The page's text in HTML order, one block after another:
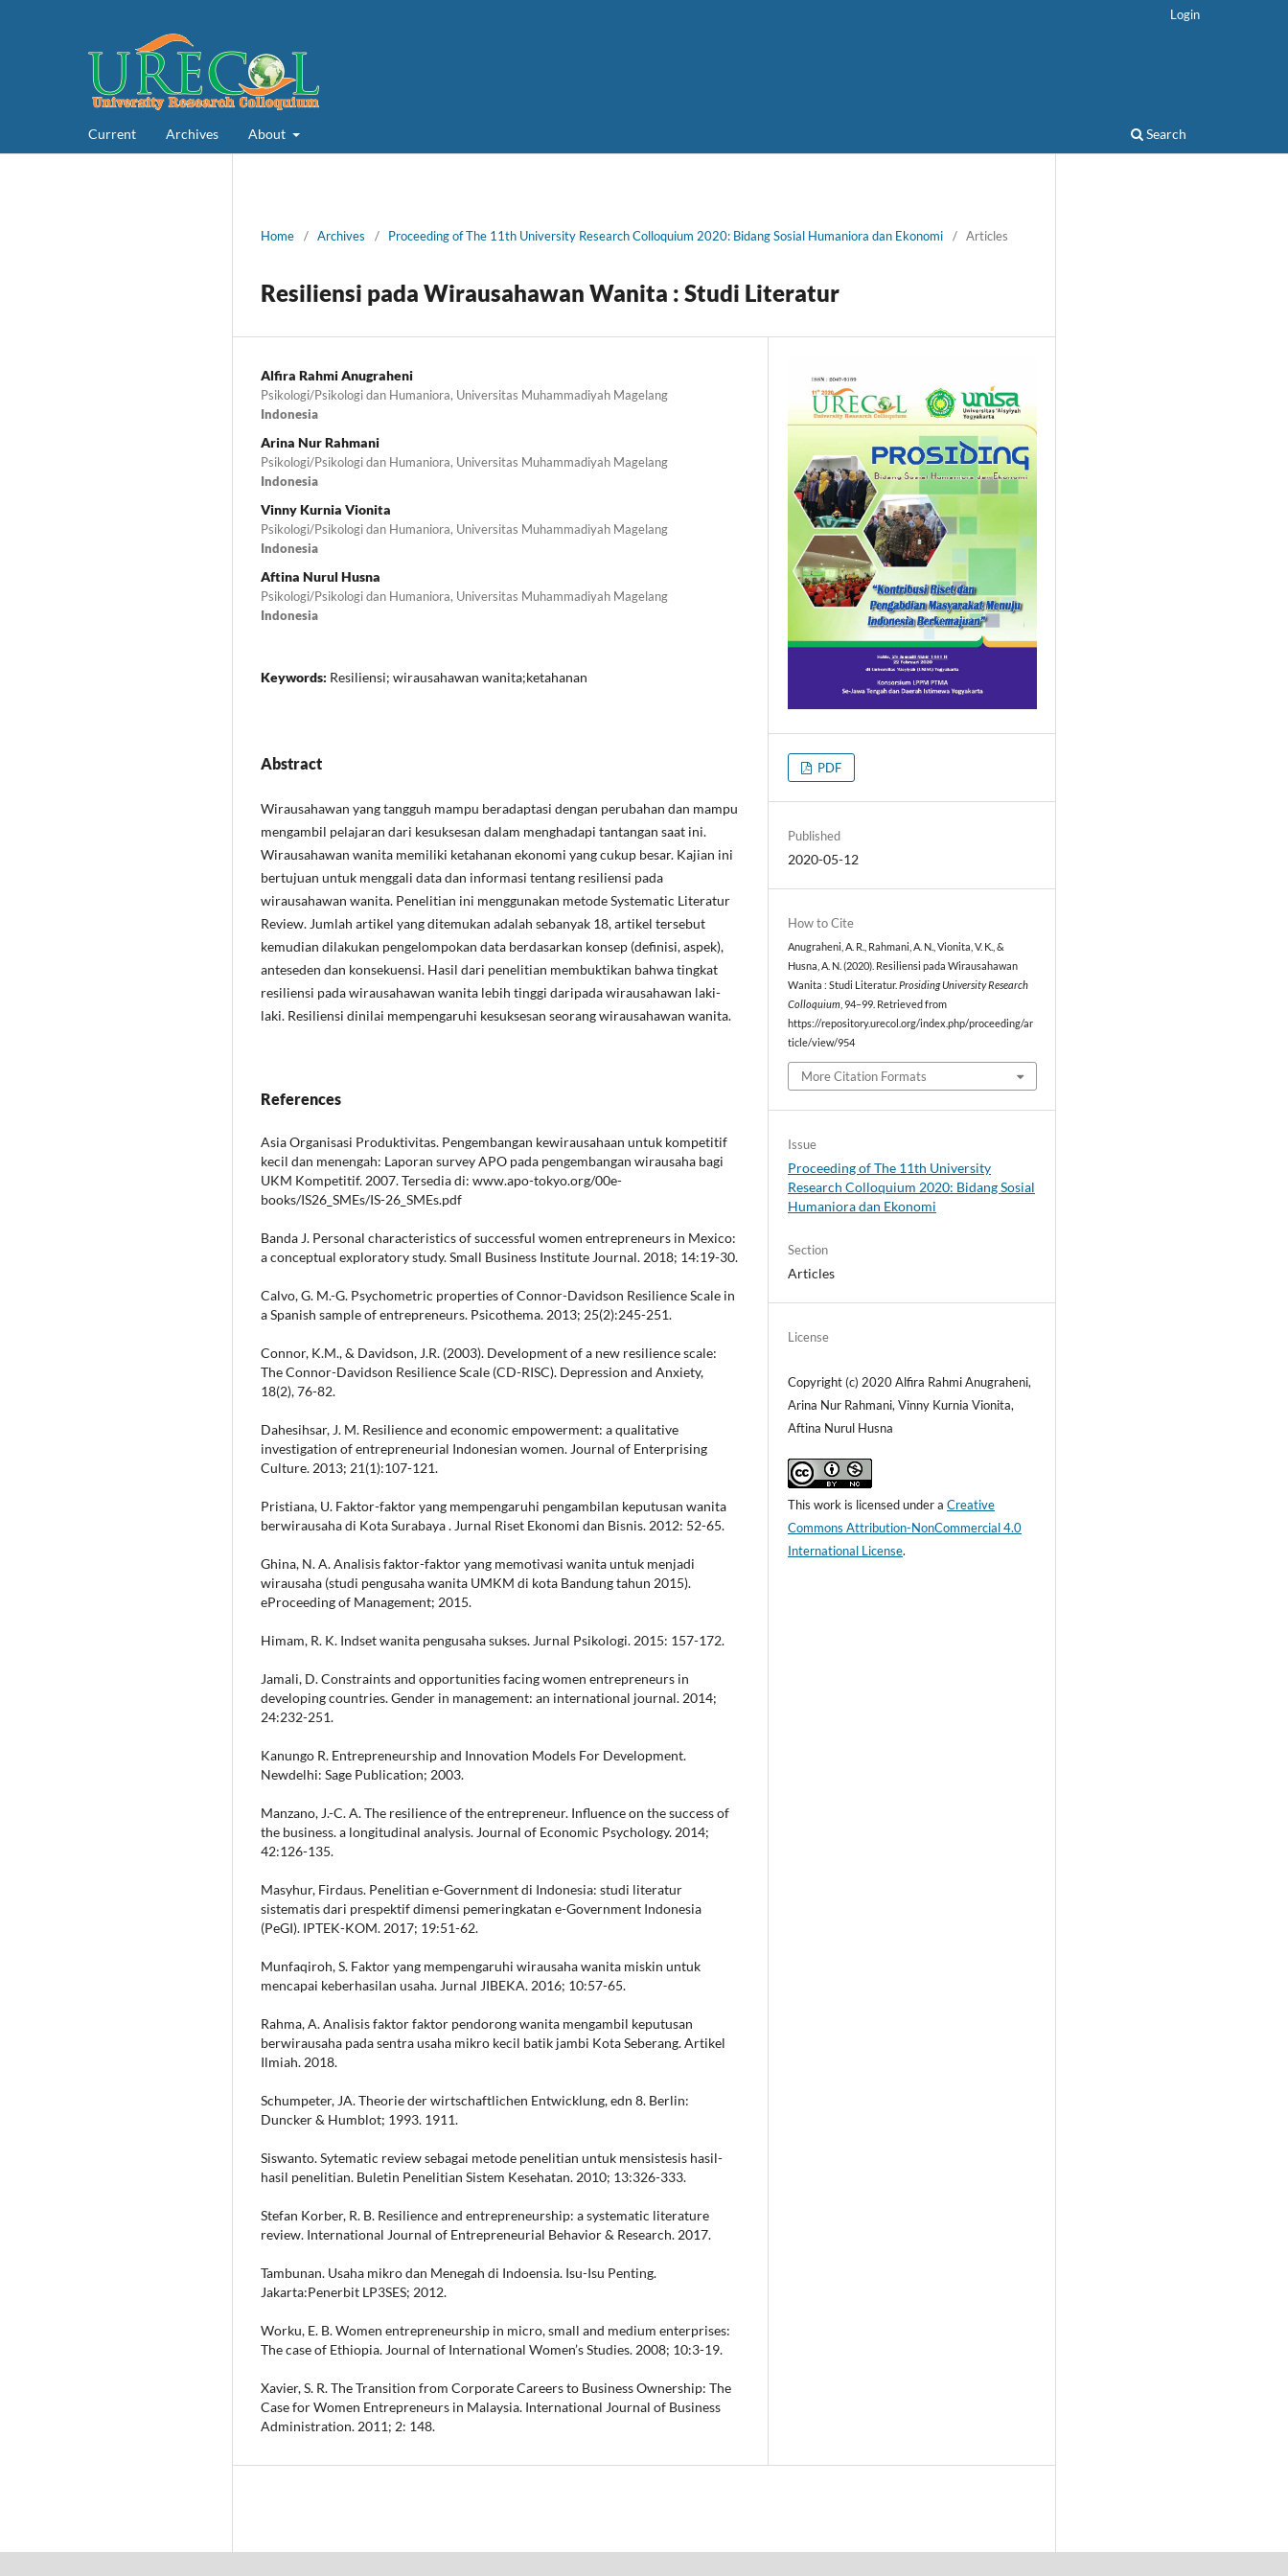
Current Archives About Search
Login
Home / Archives / Proceeding of The 11th University Research Colloquium 2020: Bidang Sosial Humaniora dan Ekonomi / Articles
Resiliensi pada Wirausahawan Wanita : Studi Literatur
Alfira Rahmi Anugraheni
Psikologi/Psikologi dan Humaniora, Universitas Muhammadiyah Magelang
Indonesia
Arina Nur Rahmani
Psikologi/Psikologi dan Humaniora, Universitas Muhammadiyah Magelang
Indonesia
Vinny Kurnia Vionita
Psikologi/Psikologi dan Humaniora, Universitas Muhammadiyah Magelang
Indonesia
Aftina Nurul Husna
Psikologi/Psikologi dan Humaniora, Universitas Muhammadiyah Magelang
Indonesia
Keywords: Resiliensi; wirausahawan wanita;ketahanan
Abstract
Wirausahawan yang tangguh mampu beradaptasi dengan perubahan dan mampu
mengambil pelajaran dari kesuksesan dalam menghadapi tantangan saat ini.
Wirausahawan wanita memiliki ketahanan ekonomi yang cukup besar. Kajian ini
bertujuan untuk menggali data dan informasi tentang resiliensi pada
wirausahawan wanita. Penelitian ini menggunakan metode Systematic Literatur
Review. Jumlah artikel yang ditemukan adalah sebanyak 18, artikel tersebut
kemudian dilakukan pengelompokan data berdasarkan konsep (definisi, aspek),
anteseden dan konsekuensi. Hasil dari penelitian membuktikan bahwa tingkat
resiliensi pada wirausahawan wanita lebih tinggi daripada wirausahawan laki-
laki. Resiliensi dinilai mempengaruhi kesuksesan seorang wirausahawan wanita.
References
Asia Organisasi Produktivitas. Pengembangan kewirausahaan untuk kompetitif
kecil dan menengah: Laporan survey APO pada pengembangan wirausaha bagi
UKM Kompetitif. 2007. Tersedia di: www.apo-tokyo.org/00e-
books/IS26_SMEs/IS-26_SMEs.pdf
Banda J. Personal characteristics of successful women entrepreneurs in Mexico:
a conceptual exploratory study. Small Business Institute Journal. 2018; 14:19-30.
Calvo, G. M.-G. Psychometric properties of Connor-Davidson Resilience Scale in
a Spanish sample of entrepreneurs. Psicothema. 2013; 25(2):245-251.
Connor, K.M., & Davidson, J.R. (2003). Development of a new resilience scale:
The Connor-Davidson Resilience Scale (CD-RISC). Depression and Anxiety,
18(2), 76-82.
Dahesihsar, J. M. Resilience and economic empowerment: a qualitative
investigation of entrepreneurial Indonesian women. Journal of Enterprising
Culture. 2013; 21(1):107-121.
Pristiana, U. Faktor-faktor yang mempengaruhi pengambilan keputusan wanita
berwirausaha di Kota Surabaya . Jurnal Riset Ekonomi dan Bisnis. 2012: 52-65.
Ghina, N. A. Analisis faktor-faktor yang memotivasi wanita untuk menjadi
wirausaha (studi pengusaha wanita UMKM di kota Bandung tahun 2015).
eProceeding of Management; 2015.
Himam, R. K. Indset wanita pengusaha sukses. Jurnal Psikologi. 2015: 157-172.
Jamali, D. Constraints and opportunities facing women entrepreneurs in
developing countries. Gender in management: an international journal. 2014;
24:232-251.
Kanungo R. Entrepreneurship and Innovation Models For Development.
Newdelhi: Sage Publication; 2003.
Manzano, J.-C. A. The resilience of the entrepreneur. Influence on the success of
the business. a longitudinal analysis. Journal of Economic Psychology. 2014;
42:126-135.
Masyhur, Firdaus. Penelitian e-Government di Indonesia: studi literatur
sistematis dari prespektif dimensi pemeringkatan e-Government Indonesia
(PeGI). IPTEK-KOM. 2017; 19:51-62.
Munfaqiroh, S. Faktor yang mempengaruhi wirausaha wanita miskin untuk
mencapai keberhasilan usaha. Jurnal JIBEKA. 2016; 10:57-65.
Rahma, A. Analisis faktor faktor pendorong wanita mengambil keputusan
berwirausaha pada sentra usaha mikro kecil batik jambi Kota Seberang. Artikel
Ilmiah. 2018.
Schumpeter, JA. Theorie der wirtschaftlichen Entwicklung, edn 8. Berlin:
Duncker & Humblot; 1993. 1911.
Siswanto. Sytematic review sebagai metode penelitian untuk mensistesis hasil-
hasil penelitian. Buletin Penelitian Sistem Kesehatan. 2010; 13:326-333.
Stefan Korber, R. B. Resilience and entrepreneurship: a systematic literature
review. International Journal of Entrepreneurial Behavior & Research. 2017.
Tambunan. Usaha mikro dan Menegah di Indoensia. Isu-Isu Penting.
Jakarta:Penerbit LP3SES; 2012.
Worku, E. B. Women entrepreneurship in micro, small and medium enterprises:
The case of Ethiopia. Journal of International Women’s Studies. 2008; 10:3-19.
Xavier, S. R. The Transition from Corporate Careers to Business Ownership: The
Case for Women Entrepreneurs in Malaysia. International Journal of Business
Administration. 2011; 2: 148.
PDF
Published
2020-05-12
How to Cite
Anugraheni, A. R., Rahmani, A. N., Vionita, V. K., &
Husna, A. N. (2020). Resiliensi pada Wirausahawan
Wanita : Studi Literatur.Prosiding University Research
Colloquium , 94–99. Retrieved from
https://repository.urecol.org/index.php/proceeding/ar
ticle/view/954
More Citation Formats
Issue
Proceeding of The 11th University
Research Colloquium 2020: Bidang Sosial
Humaniora dan Ekonomi
Section
Articles
License
Copyright (c) 2020 Alfira Rahmi Anugraheni,
Arina Nur Rahmani, Vinny Kurnia Vionita,
Aftina Nurul Husna
This work is licensed under aCreative
Commons Attribution-NonCommercial 4.0
International License.